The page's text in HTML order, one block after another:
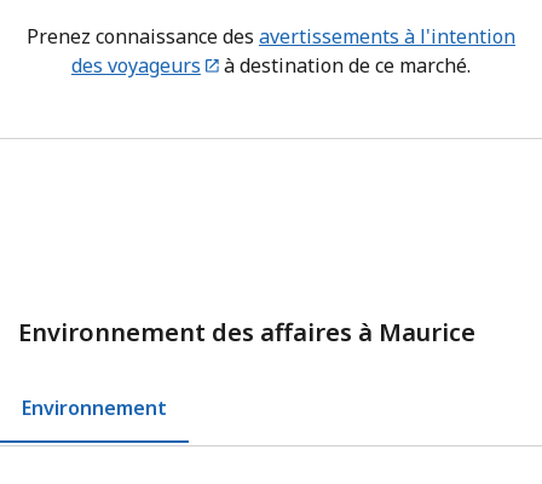
Prenez connaissance des avertissements à l'intention
des voyageurs
à destination de ce marché.
Environnement des affaires à Maurice
Environnement